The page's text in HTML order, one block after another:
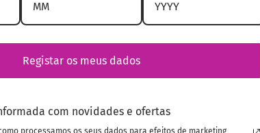
Ligações rápidas
Livro de Reclamações
Registar os meus dados
com novidades e ofertas
processamos os seus dados para efeitos de marketing